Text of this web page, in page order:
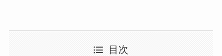
目次